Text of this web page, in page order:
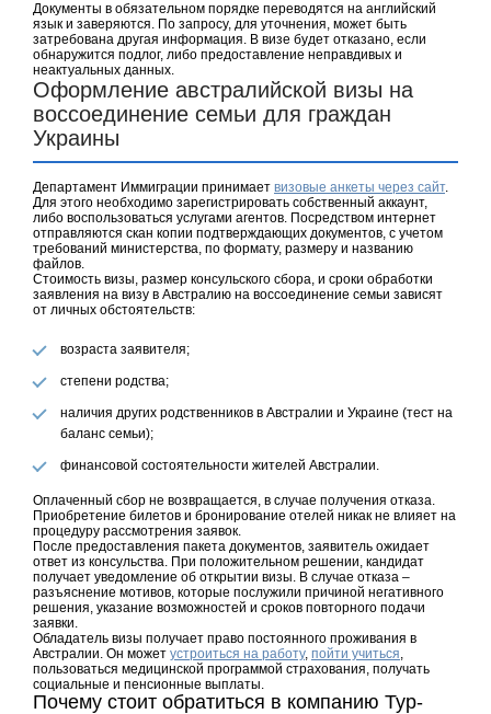
Документы в обязательном порядке переводятся на английский
язык и заверяются. По запросу, для уточнения, может быть
затребована другая информация. В визе будет отказано, если
обнаружится подлог, либо предоставление неправдивых и
неактуальных данных.
Оформление австралийской визы на
воссоединение семьи для граждан
Украины
Департамент Иммиграции принимает визовые анкеты через сайт.
Для этого необходимо зарегистрировать собственный аккаунт,
либо воспользоваться услугами агентов. Посредством интернет
отправляются скан копии подтверждающих документов, с учетом
требований министерства, по формату, размеру и названию
файлов.
Стоимость визы, размер консульского сбора, и сроки обработки
заявления на визу в Австралию на воссоединение семьи зависят
от личных обстоятельств:
возраста заявителя;
степени родства;
наличия других родственников в Австралии и Украине (тест на
баланс семьи);
финансовой состоятельности жителей Австралии.
Оплаченный сбор не возвращается, в случае получения отказа.
Приобретение билетов и бронирование отелей никак не влияет на
процедуру рассмотрения заявок.
После предоставления пакета документов, заявитель ожидает
ответ из консульства. При положительном решении, кандидат
получает уведомление об открытии визы. В случае отказа –
разъяснение мотивов, которые послужили причиной негативного
решения, указание возможностей и сроков повторного подачи
заявки.
Обладатель визы получает право постоянного проживания в
Австралии. Он может устроиться на работу, пойти учиться,
пользоваться медицинской программой страхования, получать
социальные и пенсионные выплаты.
Почему стоит обратиться в компанию Тур-